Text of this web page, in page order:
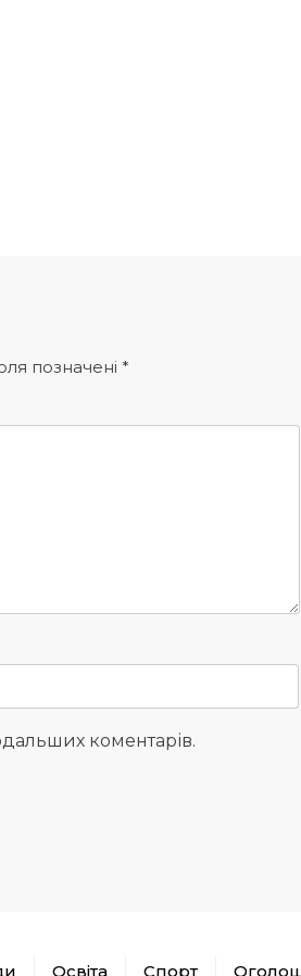
позначені *
коментарів.
Освіта Спорт